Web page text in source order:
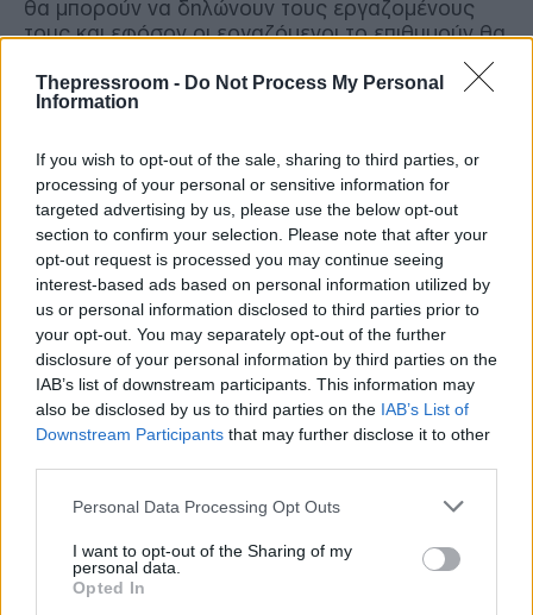
Thepressroom - Do Not Process My Personal
Information
If you wish to opt-out of the sale, sharing to third parties, or
processing of your personal or sensitive information for
targeted advertising by us, please use the below opt-out
section to confirm your selection. Please note that after your
opt-out request is processed you may continue seeing
interest-based ads based on personal information utilized by
us or personal information disclosed to third parties prior to
your opt-out. You may separately opt-out of the further
disclosure of your personal information by third parties on the
IAB’s list of downstream participants. This information may
also be disclosed by us to third parties on the IAB’s List of
Downstream Participants that may further disclose it to other
Please note that this website/app uses one or more Google
not limited to your visit or usage behaviour. You may click to
grant or deny consent to Google and its third-party tags to
use your data for below specified purposes in below Google
Personal Data Processing Opt Outs
I want to opt-out of the Sharing of my
personal data.
Opted In
θα μπορούν να δηλώνουν τους εργαζομένους
τους και εφόσον οι εργαζόμενοι το επιθυμούν θα
δηλώνουν την πρόθεσή τους, ώστε να κάνουν
rapid test για COVID-19 μέχρι και 2 φορές τον
μήνα.
Το κόστος των τεστ θα καλύπτεται από το
κράτος.Ισχύει η χορήγηση άδειας 3 ωρών εντός
ωραρίου εργασίας στον μισθωτό για διενέργεια
τεστ για τον κορωνοϊό.
«Στο πλαίσιο αυτών των μέτρων είμαστε σε συνεχή
επαφή με το Υπουργείο Εργασίας και το Κέντρο
Εμβολιασμών ώστε να λαμβάνονται τα όποια
επιπλέον μέτρα που χρειάζονται», ανέφερε ο κ.
Χατζηδάκης.